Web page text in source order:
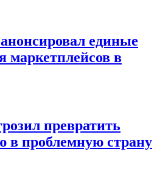
единые
маркетплейсов в
превратить
проблемную страну